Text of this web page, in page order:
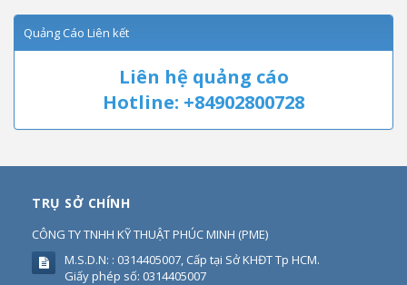
Quảng Cáo Liên kết
Liên hệ quảng cáo
Hotline: +84902800728
TRỤ SỞ CHÍNH
CÔNG TY TNHH KỸ THUẬT PHÚC MINH (PME)
M.S.D.N: : 0314405007, Cấp tại Sở KHĐT Tp HCM.
Giấy phép số: 0314405007